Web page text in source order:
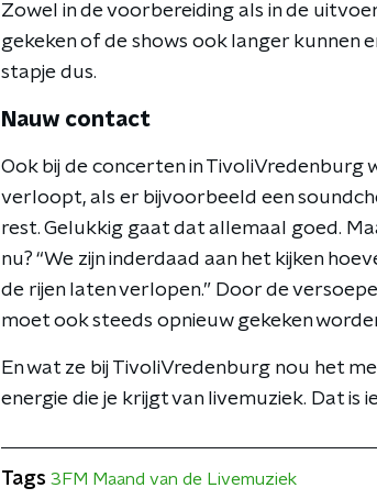
Zowel in de voorbereiding als in de
gekeken of de shows ook langer kunnen
stapje dus.
Nauw contact
Ook bij de concerten in
verloopt, als er bijvoorbeeld een
rest. Gelukkig gaat dat allemaal goed.
nu? “We zijn inderdaad aan het kijken
de rijen laten verlopen.” Door de
moet ook steeds opnieuw gekeken
En wat ze bij TivoliVredenburg nou het
energie die je krijgt van livemuziek. Dat is
Tags 3FM Maand van de Livemuziek